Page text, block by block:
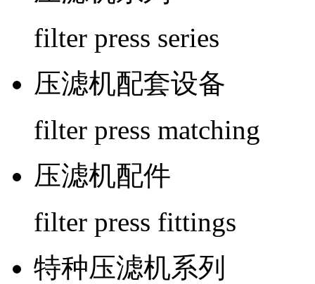
filter press series
压滤机配套设备
filter press matching
压滤机配件
filter press fittings
特种压滤机系列